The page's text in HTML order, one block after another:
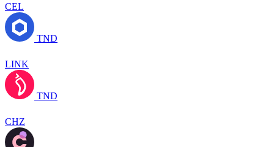
CEL
TND
LINK
TND
CHZ